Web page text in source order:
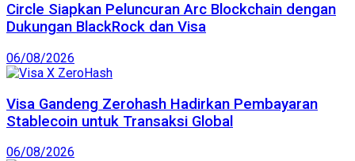
Circle Siapkan Peluncuran Arc Blockchain dengan
Dukungan BlackRock dan Visa
06/08/2026
Visa Gandeng Zerohash Hadirkan Pembayaran
Stablecoin untuk Transaksi Global
06/08/2026